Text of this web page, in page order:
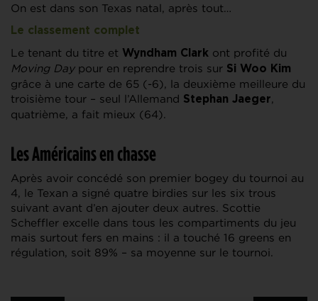
On est dans son Texas natal, après tout…
Le classement complet
Le tenant du titre et Wyndham Clark ont profité du
Moving Daypour en reprendre trois sur Si Woo Kim
grâce à une carte de 65 (-6), la deuxième meilleure du
troisième tour – seul l’Allemand Stephan Jaeger,
quatrième, a fait mieux (64).
Les Américains en chasse
Après avoir concédé son premier bogey du tournoi au
4, le Texan a signé quatre birdies sur les six trous
suivant avant d’en ajouter deux autres. Scottie
Scheffler excelle dans tous les compartiments du jeu
mais surtout fers en mains : il a touché 16 greens en
régulation, soit 89% – sa moyenne sur le tournoi.